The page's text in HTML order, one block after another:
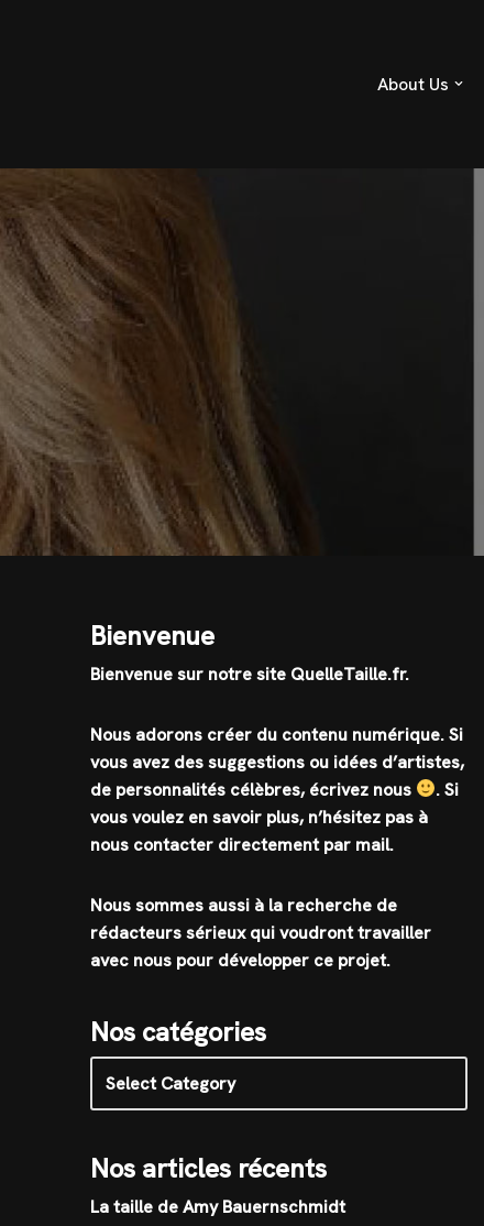
About Us
Bienvenue
Bienvenue sur notre site QuelleTaille.fr.
Nous adorons créer du contenu numérique. Si
vous avez des suggestions ou idées d’artistes,
de personnalités célèbres, écrivez nous
.Si
vous voulez en savoir plus, n’hésitez pas à
nous contacter directement par mail.
Nous sommes aussi à la recherche de
rédacteurs sérieux qui voudront travailler
avec nous pour développer ce projet.
Nos catégories
Nos articles récents
La taille de Amy Bauernschmidt